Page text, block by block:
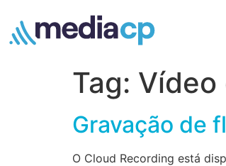
Tag: Vídeo
Gravação de
O Cloud Recording está